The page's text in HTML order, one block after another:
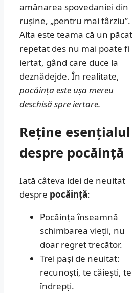
amânarea spovedaniei din
rușine, „pentru mai târziu”.
Alta este teama că un păcat
repetat des nu mai poate fi
iertat, gând care duce la
deznădejde. În realitate,
pocăința este ușa mereu
deschisă spre iertare.
Reține esențialul
despre pocăință
Iată câteva idei de neuitat
despre pocăință:
Pocăința înseamnă
schimbarea vieții, nu
doar regret trecător.
Trei pași de neuitat:
recunoști, te căiești, te
îndrepți.